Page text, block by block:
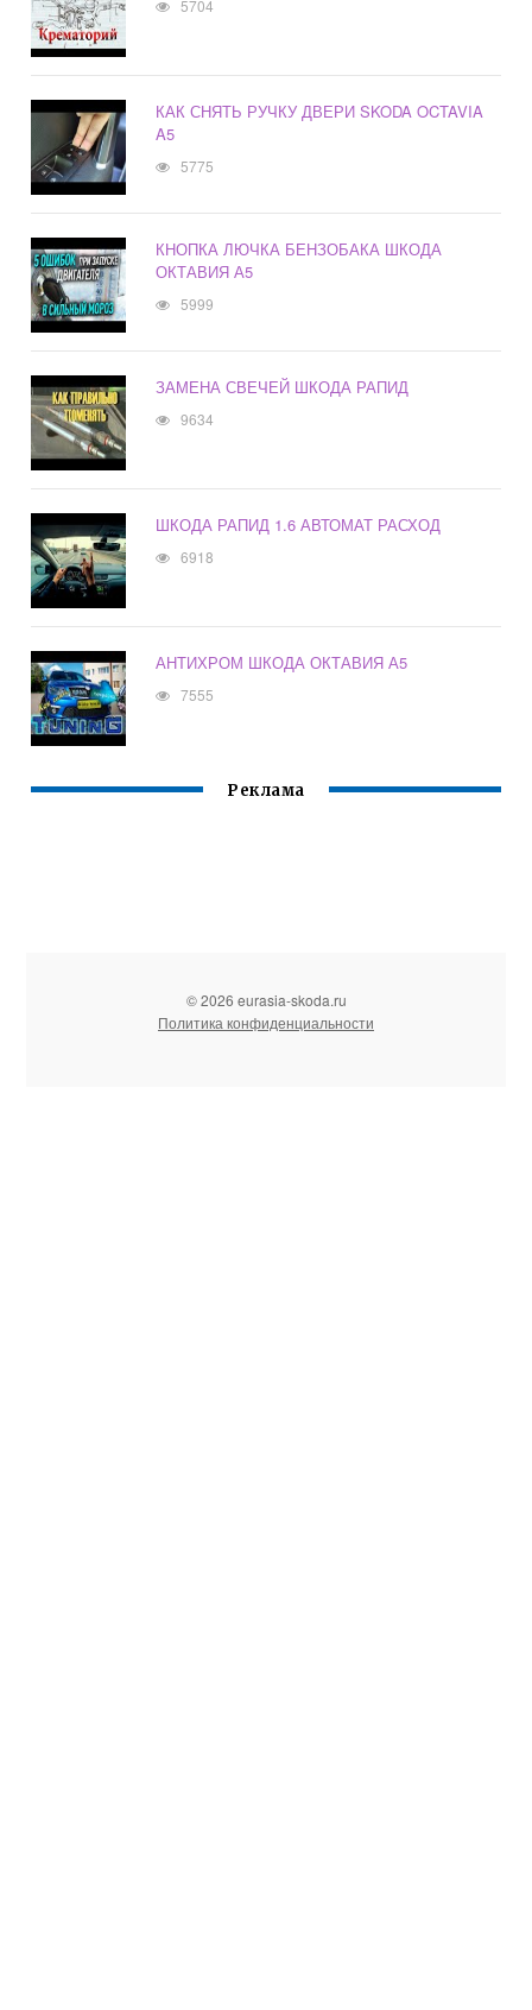
5704
КАК СНЯТЬ РУЧКУ ДВЕРИ SKODA OCTAVIA
A5
5775
КНОПКА ЛЮЧКА БЕНЗОБАКА ШКОДА
ОКТАВИЯ А5
5999
ЗАМЕНА СВЕЧЕЙ ШКОДА РАПИД
9634
ШКОДА РАПИД 1.6 АВТОМАТ РАСХОД
6918
АНТИХРОМ ШКОДА ОКТАВИЯ А5
7555
Реклама
© 2026 eurasia-skoda.ru
Политика конфиденциальности